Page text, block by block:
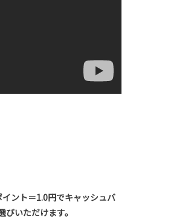
ント＝1.0円でキャッシュバ
いただけます。